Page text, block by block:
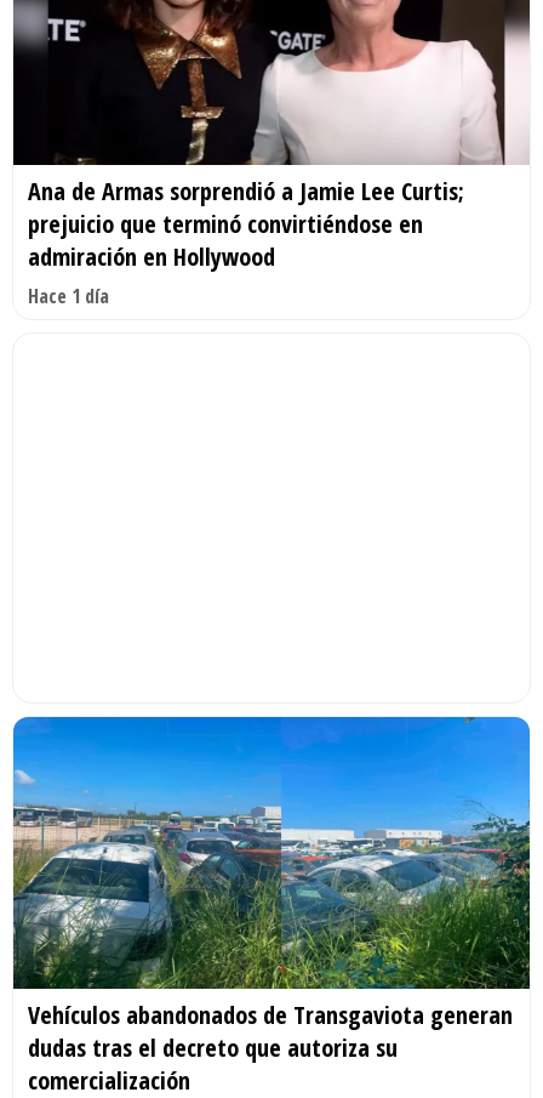
Ana de Armas sorprendió a Jamie Lee Curtis;
prejuicio que terminó convirtiéndose en
admiración en Hollywood
Hace 1 día
Vehículos abandonados de Transgaviota generan
dudas tras el decreto que autoriza su
comercialización